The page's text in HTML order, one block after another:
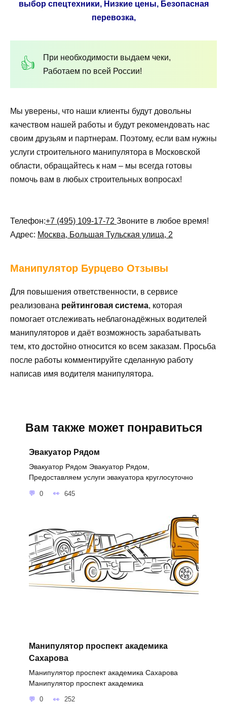
выбор спецтехники, Низкие цены, Безопасная
перевозка,
При необходимости выдаем чеки,
Работаем по всей России!
Мы уверены, что наши клиенты будут довольны
качеством нашей работы и будут рекомендовать нас
своим друзьям и партнерам. Поэтому, если вам нужны
услуги строительного манипулятора в Московской
области, обращайтесь к нам – мы всегда готовы
помочь вам в любых строительных вопросах!
Телефон:+7 (495) 109-17-72 Звоните в любое время!
Адрес: Москва, Большая Тульская улица, 2
Манипулятор Бурцево Отзывы
Для повышения ответственности, в сервисе
реализована рейтинговая система, которая
помогает отслеживать неблагонадёжных водителей
манипуляторов и даёт возможность зарабатывать
тем, кто достойно относится ко всем заказам. Просьба
после работы комментируйте сделанную работу
написав имя водителя манипулятора.
Вам также может понравиться
Эвакуатор Рядом
Эвакуатор Рядом Эвакуатор Рядом,
Предоставляем услуги эвакуатора круглосуточно
0 645
Манипулятор проспект академика
Сахарова
Манипулятор проспект академика Сахарова
Манипулятор проспект академика
0 252